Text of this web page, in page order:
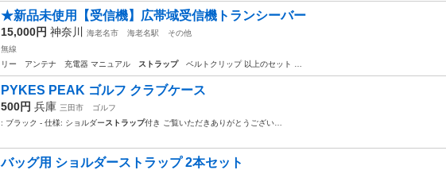
★新品未使用【受信機】広帯域受信機トランシーバー
15,000円 神奈川 海老名市 海老名駅
その他
無線
リー アンテナ 充電器 マニュアル ストラップベルトクリップ 以上のセット …
PYKES PEAK ゴルフ クラブケース
500円 兵庫 三田市
ゴルフ
: ブラック - 仕様: ショルダーストラップ付き ご覧いただきありがとうござい…
バッグ用 ショルダーストラップ 2本セット